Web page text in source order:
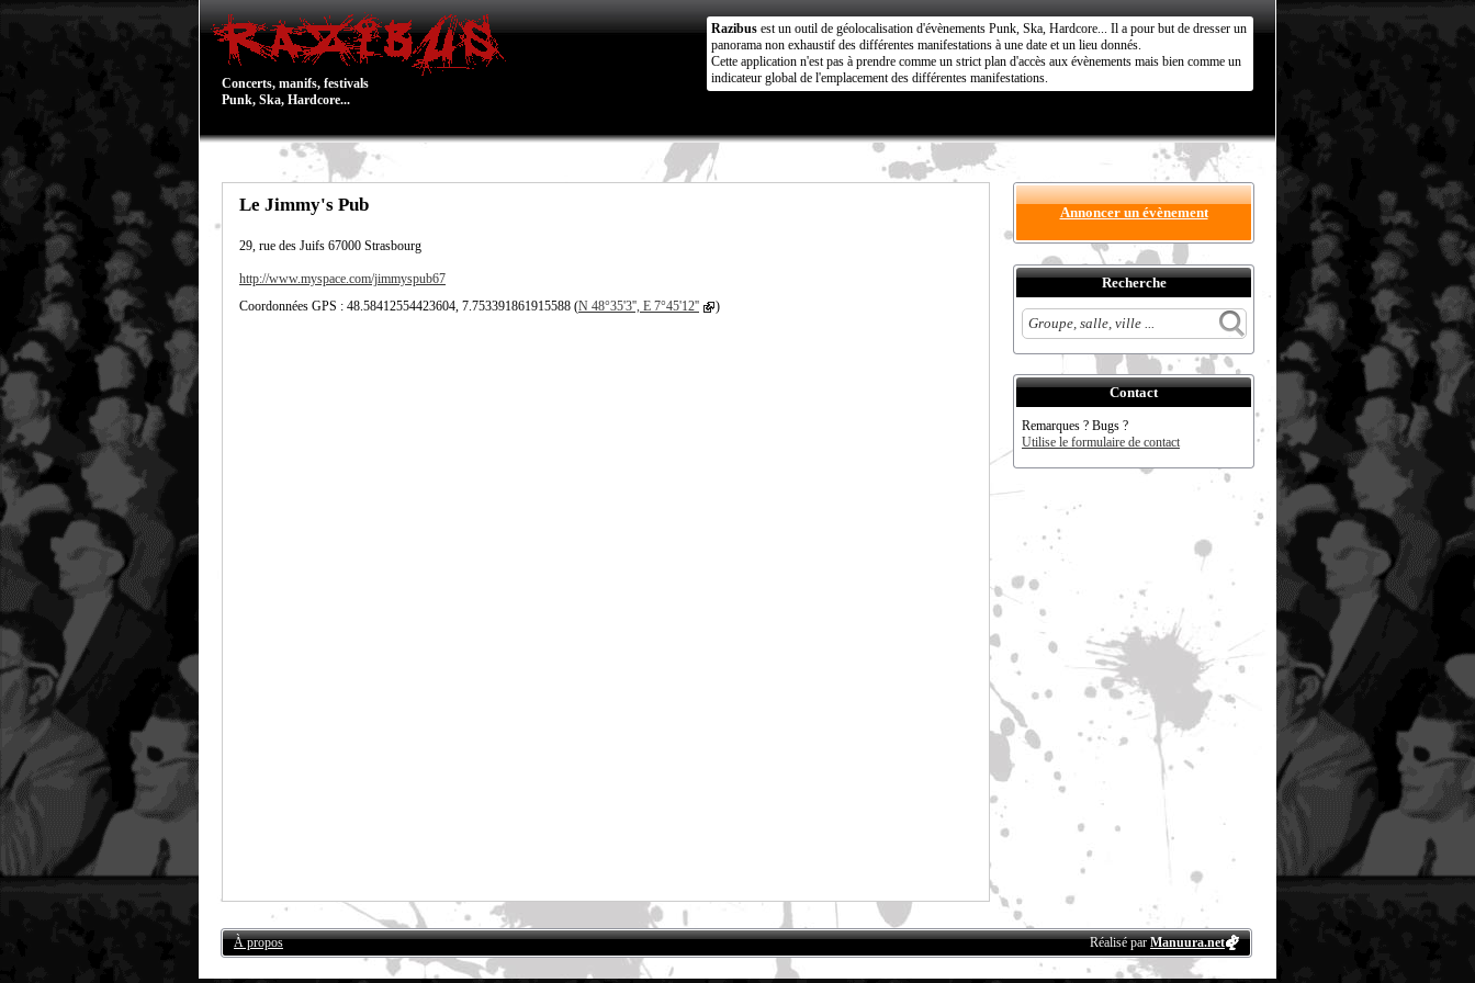
Concerts, manifs, festivals
Punk, Ska, Hardcore...
Razibus est un outil de géolocalisation d'évènements Punk, Ska, Hardcore... Il a pour but de dresser un
panorama non exhaustif des différentes manifestations à une date et un lieu donnés.
Cette application n'est pas à prendre comme un strict plan d'accès aux évènements mais bien comme un
indicateur global de l'emplacement des différentes manifestations.
Le Jimmy's Pub
29, rue des Juifs 67000 Strasbourg
http://www.myspace.com/jimmyspub67
Coordonnées GPS : 48.58412554423604, 7.753391861915588 (N 48°35'3'', E 7°45'12'' )
Annoncer un évènement
Recherche
Contact
Remarques ? Bugs ?
Utilise le formulaire de contact
À propos Réalisé parManuura.net